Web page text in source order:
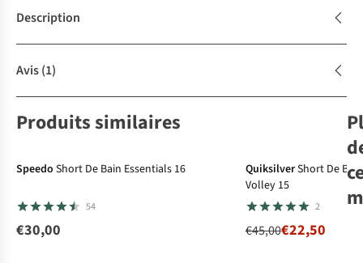
Description
Avis(1)
Produits similaires
Speedo Short De Bain Essentials 16
54
€30,00
QuiksilverShort De
Volley 15
2
€45,00€22,50